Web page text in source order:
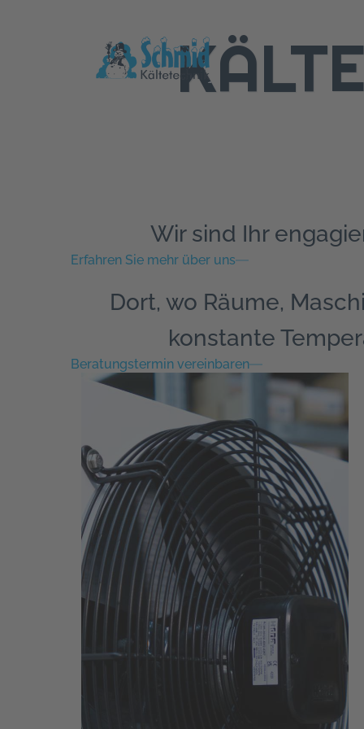
Wir sind Ihr
Erfahren Sie mehr über uns
Dort, wo Räume,
konstante
Beratungstermin vereinbaren